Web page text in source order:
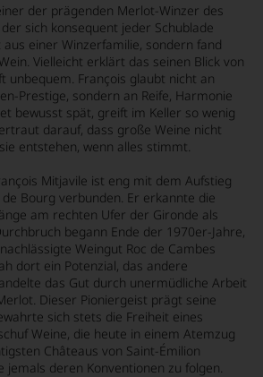
der prägenden Merlot-Winzer des
sich konsequent jeder Schublade
einer Winzerfamilie, sondern fand
Vielleicht erklärt das seinen Blick von
unbequem. François glaubt nicht an
Prestige, sondern an Reife, Harmonie
bewusst spät, greift im Keller so wenig
darauf, dass große Weine nicht
entstehen, wenn alles stimmt.
Mitjavile ist eng mit dem Aufstieg
Bourg verbunden. Er erkannte die
am rechten Ufer der Gironde als
begann Ende der 1970er-Jahre,
Weingut Roc de Cambes
dort ein Potenzial, das andere
das Gut durch unermüdliche Arbeit
Dieser Pioniergeist prägt seine
sich stets die Freiheit eines
Weine, die heute in einem Atemzug
Châteaus von Saint-Émilion
jemals deren Konventionen zu folgen.